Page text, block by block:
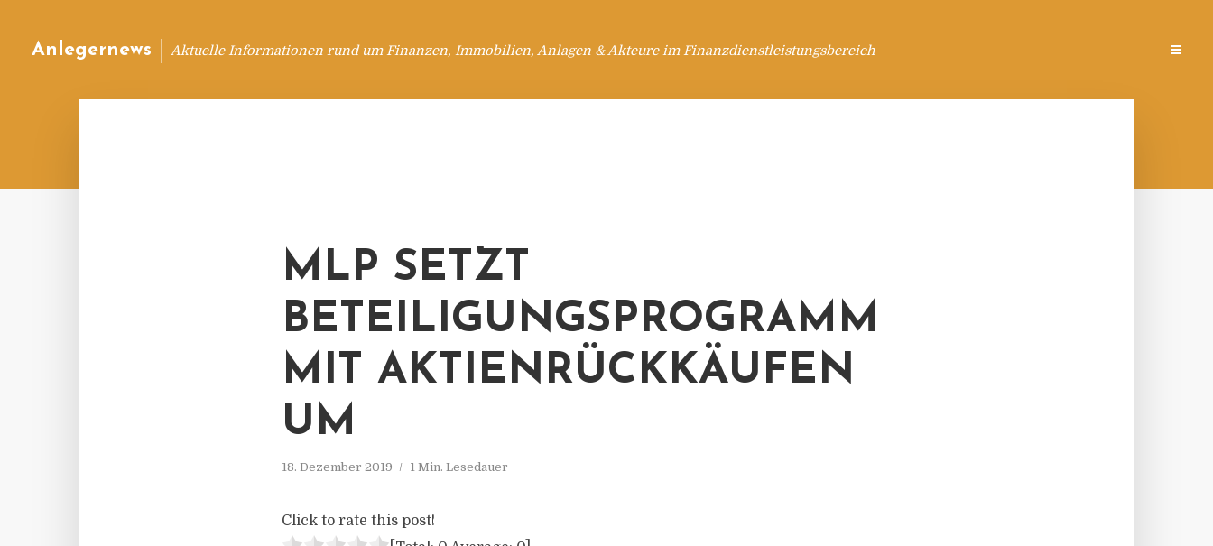
Anlegernews Aktuelle Informationen rund um Finanzen, Immobilien, Anlagen & Akteure im Finanzdienstleistungsbereich
MLP SETZT
BETEILIGUNGSPROGRAMM
MIT AKTIENRÜCKKÄUFEN
UM
18. Dezember 2019 1 Min. Lesedauer
Click to rate this post!